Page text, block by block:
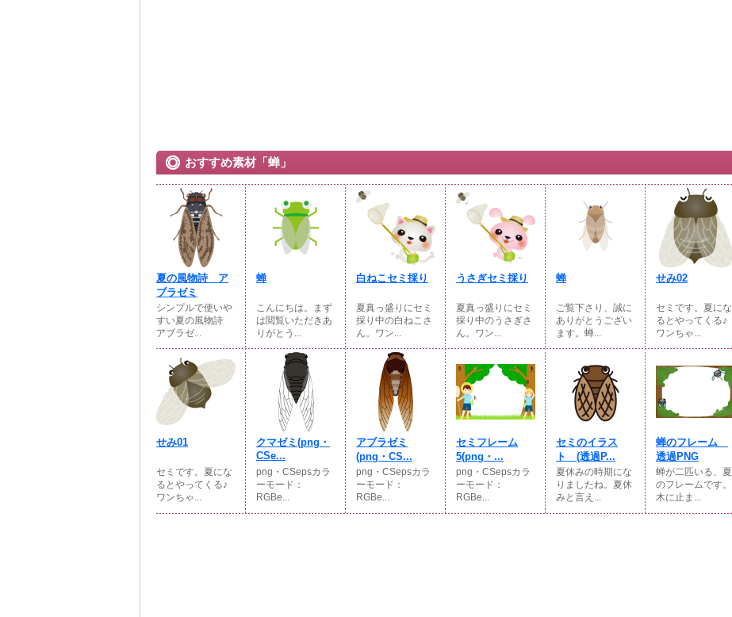
おすすめ素材「蝉」
夏の風物詩 ア
ブラゼミ
シンプルで使いや
すい夏の風物詩
アブラゼ...
蝉
こんにちは。まず
は閲覧いただきあ
りがとう...
白ねこセミ採り
夏真っ盛りにセミ
採り中の白ねこさ
ん。ワン...
うさぎセミ採り
夏真っ盛りにセミ
採り中のうさぎさ
ん。ワン...
蝉
ご覧下さり、誠に
ありがとうござい
ます。蝉...
せみ02
セミです。夏にな
るとやってくる♪
ワンちゃ...
せみ01
セミです。夏にな
るとやってくる♪
ワンちゃ...
クマゼミ(png・
CSe...
png・CSepsカラ
ーモード：
RGBe...
アブラゼミ
(png・CS...
png・CSepsカラ
ーモード：
RGBe...
セミフレーム
5(png・...
png・CSepsカラ
ーモード：
RGBe...
セミのイラス
ト (透過P...
夏休みの時期にな
りましたね。夏休
みと言え...
蝉のフレーム
透過PNG
蝉が二匹いる、夏
のフレームです。
木に止ま...